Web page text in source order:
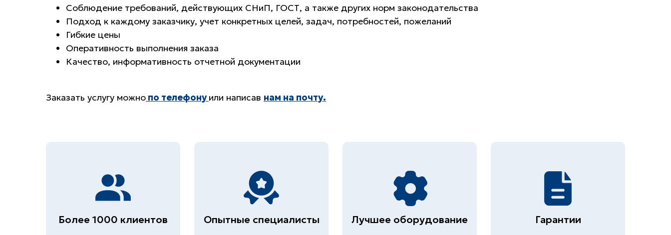
Соблюдение требований, действующих СНиП, ГОСТ, а также других норм законодательства
Подход к каждому заказчику, учет конкретных целей, задач, потребностей, пожеланий
Гибкие цены
Оперативность выполнения заказа
Качество, информативность отчетной документации
Заказать услугу можно по телефонуили написав нам на почту.
Гарантии
Лучшее оборудование
Опытные специалисты
Более 1000 клиентов